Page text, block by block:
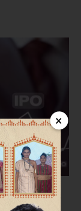
×
MOTOR